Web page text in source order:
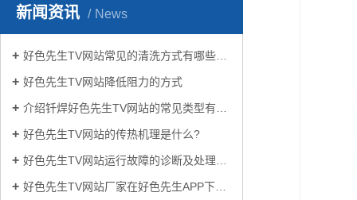
新闻资讯 News
好色先生TV网站常见的清洗方式有哪些？
好色先生TV网站降低阻力的方式
介绍钎焊好色先生TV网站的常见类型有哪些
好色先生TV网站的传热机理是什么?
好色先生TV网站运行故障的诊断及处理方法
好色先生TV网站厂家在好色先生APP下载苹果手机安装生活中有哪些作用？